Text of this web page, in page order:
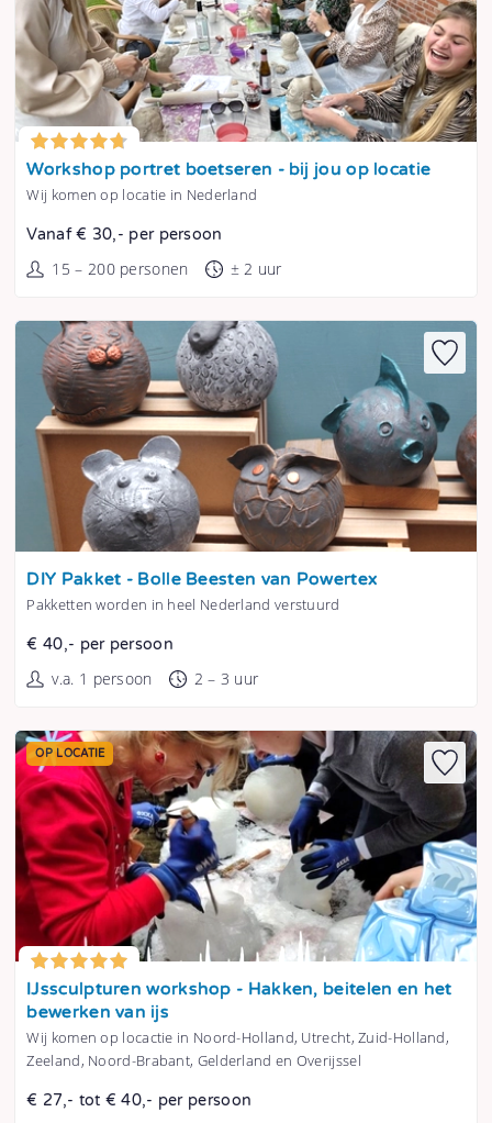
Tonen
Workshop portret boetseren - bij jou op locatie
Wij komen op locatie in Nederland
Vanaf € 30,- per persoon
15 – 200 personen ± 2 uur
Tonen
DIY Pakket - Bolle Beesten van Powertex
Pakketten worden in heel Nederland verstuurd
€ 40,- per persoon
v.a. 1 persoon 2 – 3 uur
Tonen
OP LOCATIE
IJssculpturen workshop - Hakken, beitelen en het
bewerken van ijs
Wij komen op locactie in Noord-Holland, Utrecht, Zuid-Holland,
Zeeland, Noord-Brabant, Gelderland en Overijssel
€ 27,- tot € 40,- per persoon